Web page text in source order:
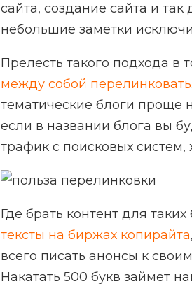
сайта, создание сайта и
небольшие заметки
Прелесть такого подхода в
между собой перелинковать
тематические блоги проще
если в названии блога вы
трафик с поисковых систем,
Где брать контент для
тексты на биржах копирайта
всего писать анонсы к
Накатать 500 букв займет